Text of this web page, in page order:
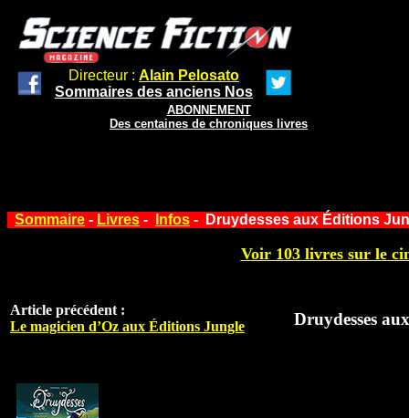
Directeur : Alain Pelosato
Sommaires des anciens Nos
ABONNEMENT
Des centaines de chroniques livres
Sommaire - Livres - Infos - Druydesses aux Éditions
Voir 103 livres sur le
Article précédent :
Le magicien d’Oz aux Éditions Jungle
Druydesses